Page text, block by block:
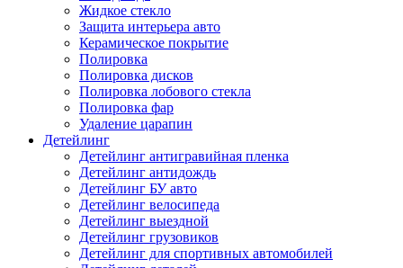
Жидкое стекло
Защита интерьера авто
Керамическое покрытие
Полировка
Полировка дисков
Полировка лобового стекла
Полировка фар
Удаление царапин
Детейлинг
Детейлинг антигравийная пленка
Детейлинг антидождь
Детейлинг БУ авто
Детейлинг велосипеда
Детейлинг выездной
Детейлинг грузовиков
Детейлинг для спортивных автомобилей